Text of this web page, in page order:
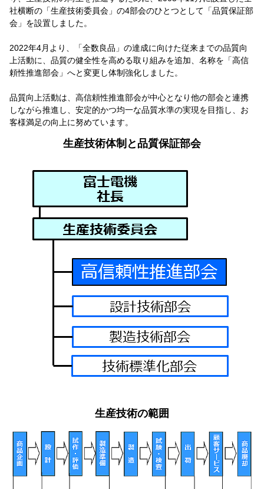
社横断の「生産技術委員会」の4部会のひとつとして「品質保証部
会」を設置しました。
2022年4月より、「全数良品」の達成に向けた従来までの品質向
上活動に、品質の健全性を高める取り組みを追加、名称を「高信
頼性推進部会」へと変更し体制強化しました。
品質向上活動は、高信頼性推進部会が中心となり他の部会と連携
しながら推進し、安定的かつ均一な品質水準の実現を目指し、お
客様満足の向上に努めています。
生産技術体制と品質保証部会
生産技術の範囲